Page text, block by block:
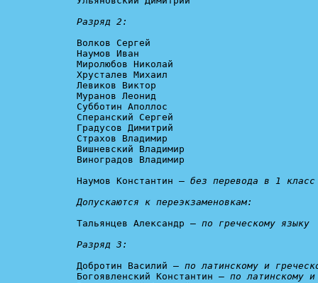
Разряд 2:
Волков Сергей
Наумов Иван
Миролюбов Николай
Хрусталев Михаил
Левиков Виктор
Муранов Леонид
Субботин Аполлос
Сперанский Сергей
Градусов Димитрий
Страхов Владимир
Вишневский Владимир
Виноградов Владимир
Наумов Константин — без перевода в 1 класс
Допускаются к переэкзаменовкам:
Тальянцев Александр — по греческому языку
Разряд 3:
Добротин Василий — по латинскому и
Богоявленский Константин — по латинскому